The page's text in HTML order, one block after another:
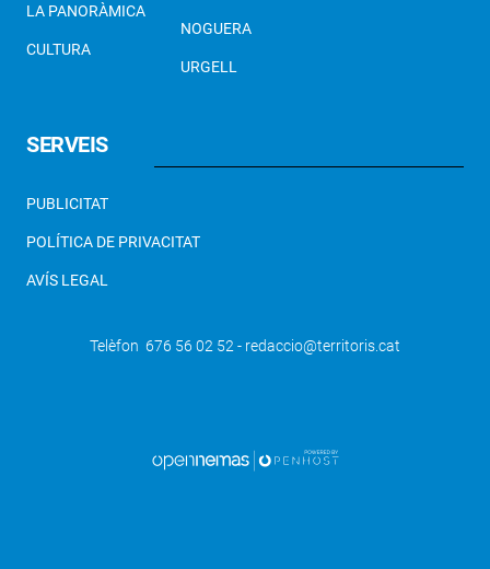
LA PANORÀMICA
CULTURA
NOGUERA
URGELL
SERVEIS
PUBLICITAT
POLÍTICA DE PRIVACITAT
AVÍS LEGAL
Telèfon 676 56 02 52 - redaccio@territoris.cat